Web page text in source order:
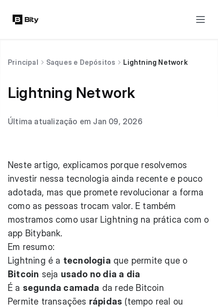
Principal Saques e Depósitos Lightning Network
Lightning Network
Última atualização em Jan 09, 2026
Neste artigo, explicamos porque resolvemos
investir nessa tecnologia ainda recente e pouco
adotada, mas que promete revolucionar a forma
como as pessoas trocam valor. E também
mostramos como usar Lightning na prática com o
app Bitybank.
Em resumo:
Lightning é a tecnologia que permite que o
Bitcoin seja usado no dia a dia
É a segunda camada da rede Bitcoin
Permite transações rápidas (tempo real ou